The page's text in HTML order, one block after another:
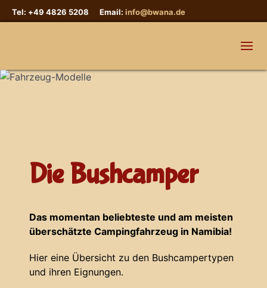
Tel: +49 4826 5208 Email: info@bwana.de
Die Bushcamper
Das momentan beliebteste und am meisten
überschätzte Campingfahrzeug in Namibia!
Hier eine Übersicht zu den Bushcampertypen
und ihren Eignungen.